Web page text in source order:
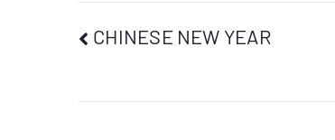
CHINESE NEW YEAR